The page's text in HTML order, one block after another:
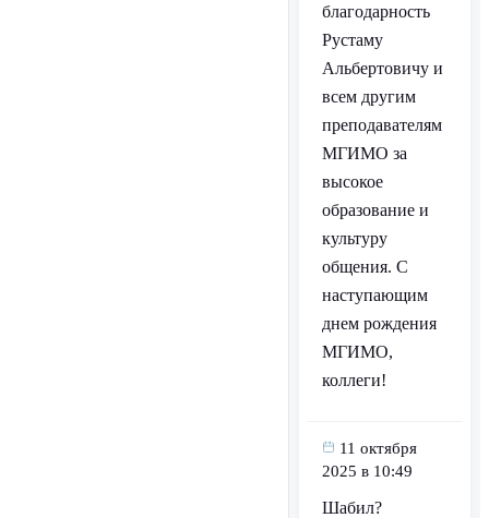
благодарность
Рустаму
Альбертовичу и
всем другим
преподавателям
МГИМО за
высокое
образование и
культуру
общения. С
наступающим
днем рождения
МГИМО,
коллеги!
11 октября
2025 в 10:49
Шабил?